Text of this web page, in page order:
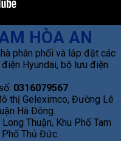
HÒA AN
phân phối và lắp đặt các
Hyundai, bộ lưu điện
0316079567
thị Geleximco, Đường Lê
Hà Đông.
Thuận, Khu Phố Tam
Phố Thủ Đức.